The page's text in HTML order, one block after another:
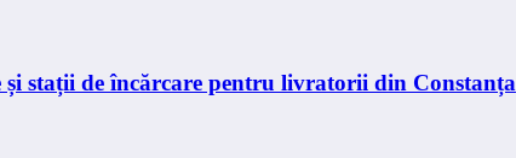
stații de încărcare pentru livratorii din Constanța